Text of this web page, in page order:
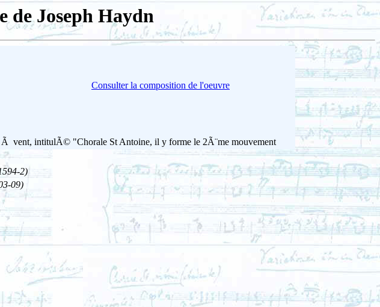
de Joseph Haydn
Consulter la composition de l'oeuvre
vent, intitulÃ© "Chorale St Antoine, il y forme le 2Ã¨me mouvement
2)
09)